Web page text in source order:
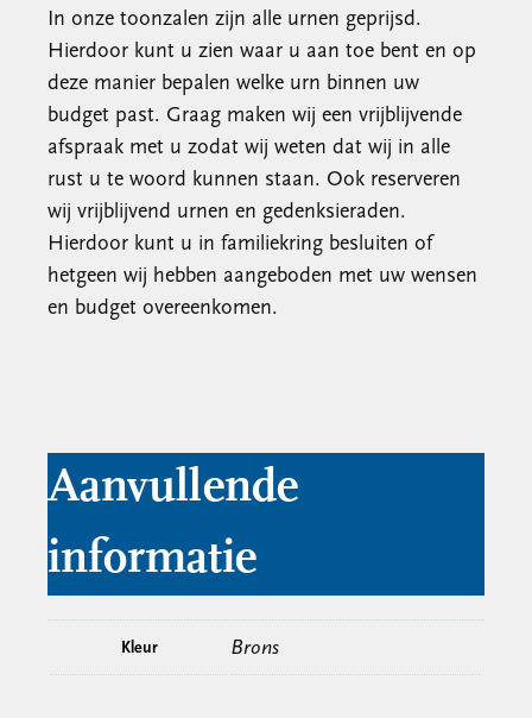
In onze toonzalen zijn alle urnen geprijsd.
Hierdoor kunt u zien waar u aan toe bent en op
deze manier bepalen welke urn binnen uw
budget past. Graag maken wij een vrijblijvende
afspraak met u zodat wij weten dat wij in alle
rust u te woord kunnen staan. Ook reserveren
wij vrijblijvend urnen en gedenksieraden.
Hierdoor kunt u in familiekring besluiten of
hetgeen wij hebben aangeboden met uw wensen
en budget overeenkomen.
Aanvullende
informatie
Kleur Brons